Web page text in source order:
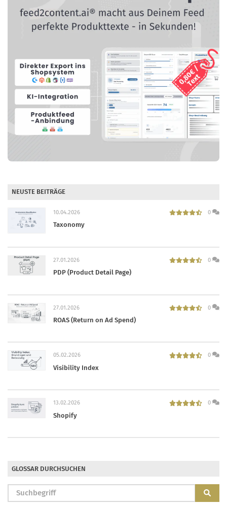
NEUSTE BEITRÄGE
10.04.2026 0
Taxonomy
27.01.2026 0
PDP (Product Detail Page)
27.01.2026 0
ROAS (Return on Ad Spend)
05.02.2026 0
Visibility Index
13.02.2026 0
Shopify
GLOSSAR DURCHSUCHEN